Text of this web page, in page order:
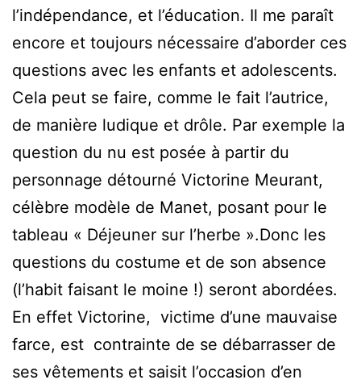
l’indépendance, et l’éducation. Il me paraît
encore et toujours nécessaire d’aborder ces
questions avec les enfants et adolescents.
Cela peut se faire, comme le fait l’autrice,
de manière ludique et drôle. Par exemple la
question du nu est posée à partir du
personnage détourné Victorine Meurant,
célèbre modèle de Manet, posant pour le
tableau « Déjeuner sur l’herbe ».Donc les
questions du costume et de son absence
(l’habit faisant le moine !) seront abordées.
En effet Victorine, victime d’une mauvaise
farce, est contrainte de se débarrasser de
ses vêtements et saisit l’occasion d’en